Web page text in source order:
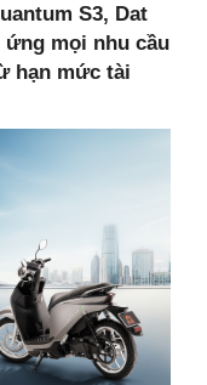
S3, Dat
mọi nhu cầu
hạn mức tài